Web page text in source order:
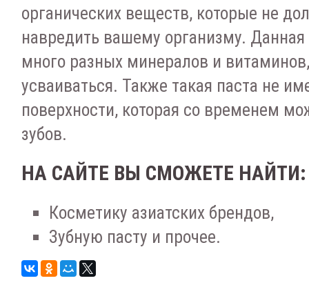
органических веществ, которые не
навредить вашему организму. Данная
много разных минералов и
усваиваться. Также такая паста не
поверхности, которая со временем
зубов.
НА САЙТЕ ВЫ СМОЖЕТЕ НАЙТИ:
Косметику азиатских брендов,
Зубную пасту и прочее.